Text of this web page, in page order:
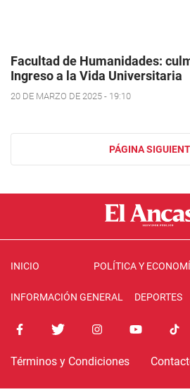
Facultad de Humanidades:
Ingreso a la Vida Universitaria
20 DE MARZO DE 2025 - 19:10
PÁGINA
INICIO POLÍTICA Y
INFORMACIÓN GENERAL DEPORTES
Términos y Condiciones